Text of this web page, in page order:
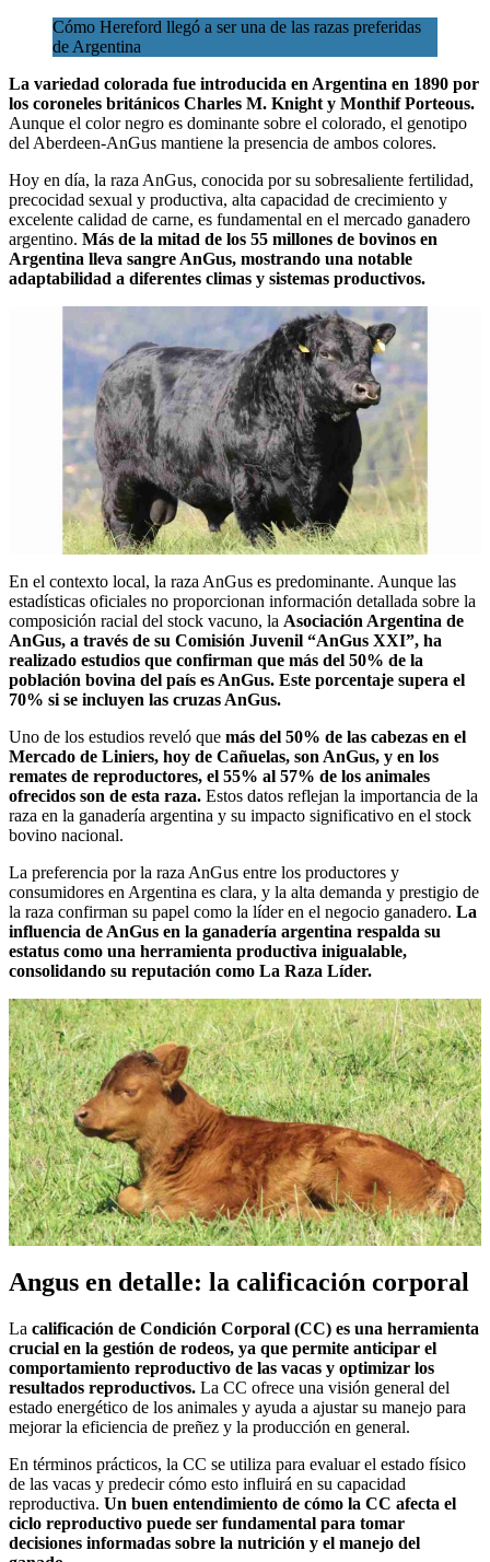
Cómo Hereford llegó a ser una de las razas preferidas
de Argentina
La variedad colorada fue introducida en Argentina en 1890 por
los coroneles británicos Charles M. Knight y Monthif Porteous.
Aunque el color negro es dominante sobre el colorado, el genotipo
del Aberdeen-AnGus mantiene la presencia de ambos colores.
Hoy en día, la raza AnGus, conocida por su sobresaliente fertilidad,
precocidad sexual y productiva, alta capacidad de crecimiento y
excelente calidad de carne, es fundamental en el mercado ganadero
argentino. Más de la mitad de los 55 millones de bovinos en
Argentina lleva sangre AnGus, mostrando una notable
adaptabilidad a diferentes climas y sistemas productivos.
En el contexto local, la raza AnGus es predominante. Aunque las
estadísticas oficiales no proporcionan información detallada sobre la
composición racial del stock vacuno, la Asociación Argentina de
AnGus, a través de su Comisión Juvenil “AnGus XXI”, ha
realizado estudios que confirman que más del 50% de la
población bovina del país es AnGus. Este porcentaje supera el
70% si se incluyen las cruzas AnGus.
Uno de los estudios reveló que más del 50% de las cabezas en el
Mercado de Liniers, hoy de Cañuelas, son AnGus, y en los
remates de reproductores, el 55% al 57% de los animales
ofrecidos son de esta raza. Estos datos reflejan la importancia de la
raza en la ganadería argentina y su impacto significativo en el stock
bovino nacional.
La preferencia por la raza AnGus entre los productores y
consumidores en Argentina es clara, y la alta demanda y prestigio de
la raza confirman su papel como la líder en el negocio ganadero. La
influencia de AnGus en la ganadería argentina respalda su
estatus como una herramienta productiva inigualable,
consolidando su reputación como La Raza Líder.
Angus en detalle: la calificación corporal
La calificación de Condición Corporal (CC) es una herramienta
crucial en la gestión de rodeos, ya que permite anticipar el
comportamiento reproductivo de las vacas y optimizar los
resultados reproductivos. La CC ofrece una visión general del
estado energético de los animales y ayuda a ajustar su manejo para
mejorar la eficiencia de preñez y la producción en general.
En términos prácticos, la CC se utiliza para evaluar el estado físico
de las vacas y predecir cómo esto influirá en su capacidad
reproductiva. Un buen entendimiento de cómo la CC afecta el
ciclo reproductivo puede ser fundamental para tomar
decisiones informadas sobre la nutrición y el manejo del